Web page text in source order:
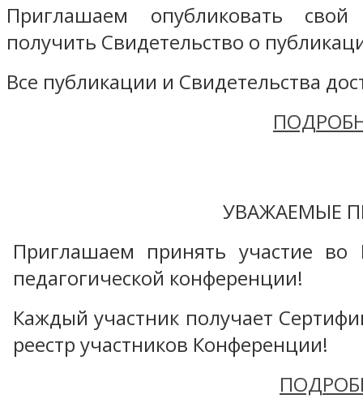
Приглашаем опубликовать
получить Свидетельство о
Все публикации и Свидетельства
УВАЖАЕМЫЕ
Приглашаем принять участие во
педагогической конференции!
Каждый участник получает
реестр участников Конференции!